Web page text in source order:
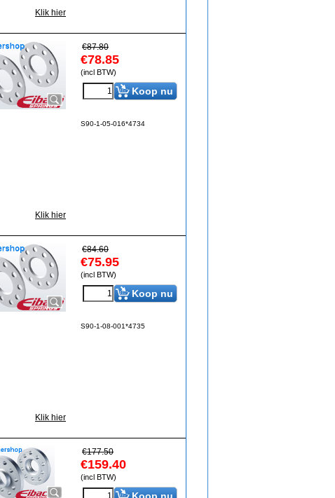
Klik hier
€87.80
€78.85
(incl BTW)
Koop nu
S90-1-05-016*4734
Klik hier
€84.60
€75.95
(incl BTW)
Koop nu
S90-1-08-001*4735
Klik hier
€177.50
€159.40
(incl BTW)